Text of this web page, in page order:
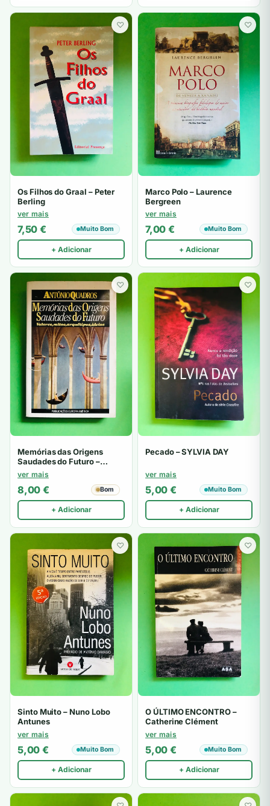
♡
Os Filhos do Graal – Peter
Berling
ver mais
7,50 € Muito Bom
+ Adicionar
♡
Marco Polo – Laurence
Bergreen
ver mais
7,00 € Muito Bom
+ Adicionar
♡
Memórias das Origens
Saudades do Futuro –
António Quadros
ver mais
8,00 € Bom
+ Adicionar
♡
Pecado – SYLVIA DAY
ver mais
5,00 € Muito Bom
+ Adicionar
♡
Sinto Muito – Nuno Lobo
Antunes
ver mais
5,00 € Muito Bom
+ Adicionar
♡
O ÚLTIMO ENCONTRO –
Catherine Clément
ver mais
5,00 € Muito Bom
+ Adicionar